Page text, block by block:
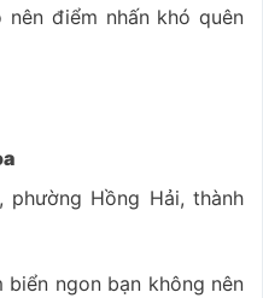
nên điểm nhấn khó quên
Hồng Hải, thành
ngon bạn không nên